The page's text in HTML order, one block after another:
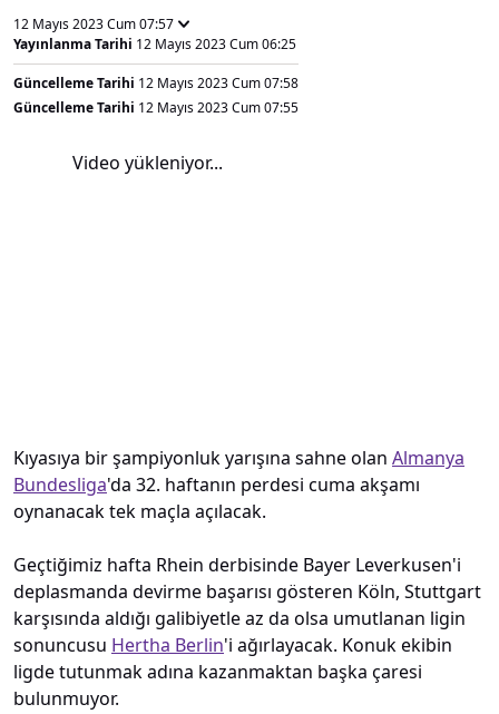
12 Mayıs 2023 Cum 07:57
Yayınlanma Tarihi 12 Mayıs 2023 Cum 06:25
Güncelleme Tarihi 12 Mayıs 2023 Cum 07:58
Güncelleme Tarihi 12 Mayıs 2023 Cum 07:55
Video yükleniyor...
Kıyasıya bir şampiyonluk yarışına sahne olan Almanya
Bundesliga'da 32. haftanın perdesi cuma akşamı
oynanacak tek maçla açılacak.
Geçtiğimiz hafta Rhein derbisinde Bayer Leverkusen'i
deplasmanda devirme başarısı gösteren Köln, Stuttgart
karşısında aldığı galibiyetle az da olsa umutlanan ligin
sonuncusu Hertha Berlin'i ağırlayacak. Konuk ekibin
ligde tutunmak adına kazanmaktan başka çaresi
bulunmuyor.